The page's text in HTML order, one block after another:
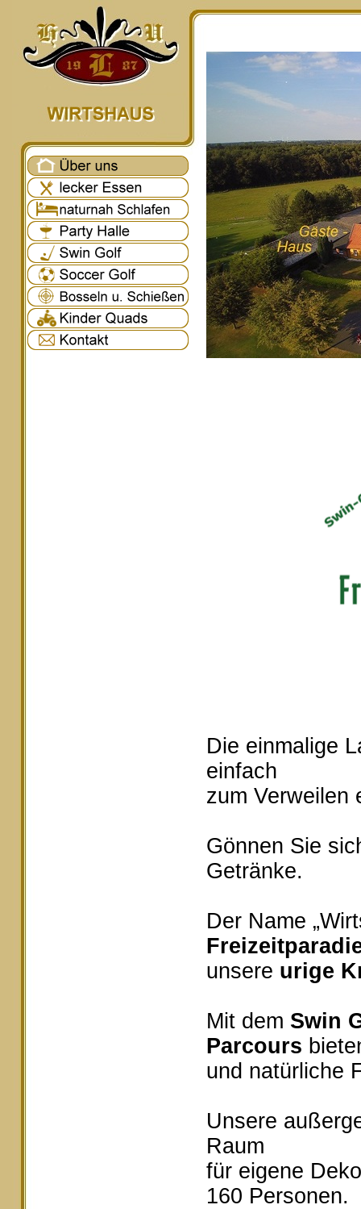
Die einmalige
einfach
zum Verweilen
Gönnen Sie
Getränke.
Der Name
unsere urige
Mit dem Swin
Parcours
und natürliche
Unsere
Raum
für eigene
160 Personen.